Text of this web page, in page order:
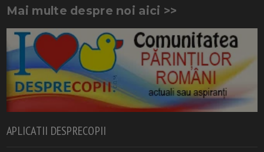
Mai multe despre noi aici >>
APLICATII DESPRECOPII